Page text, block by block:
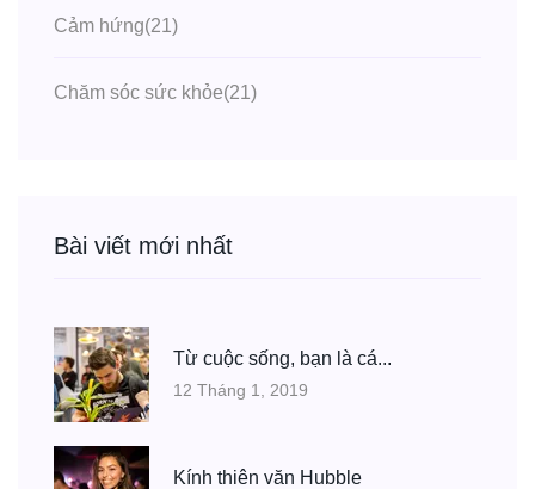
Cảm hứng(21)
Chăm sóc sức khỏe(21)
Bài viết mới nhất
Từ cuộc sống, bạn là cá...
12 Tháng 1, 2019
Kính thiên văn Hubble